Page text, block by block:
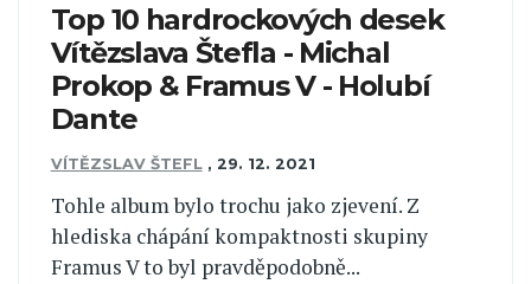
Top 10 hardrockových desek
Vítězslava Štefla - Michal
Prokop & Framus V - Holubí
Dante
VÍTĚZSLAV ŠTEFL , 29. 12. 2021
Tohle album bylo trochu jako zjevení. Z
hlediska chápání kompaktnosti skupiny
Framus V to byl pravděpodobně...